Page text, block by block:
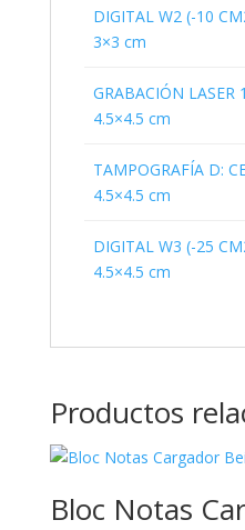
DIGITAL W2 (-10
3×3 cm
GRABACIÓN LASER
4.5×4.5 cm
TAMPOGRAFÍA D:
4.5×4.5 cm
DIGITAL W3 (-25
4.5×4.5 cm
Productos
Bloc Notas